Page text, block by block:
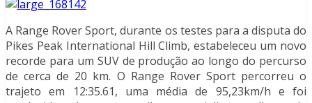
A Range Rover Sport, durante os testes para a disputa do
Pikes Peak International Hill Climb, estabeleceu um novo
recorde para um SUV de produção ao longo do percurso
de cerca de 20 km. O Range Rover Sport percorreu o
trajeto em 12:35.61, uma média de 95,23km/h e foi